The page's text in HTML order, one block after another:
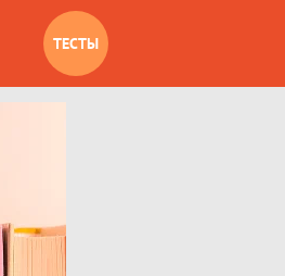
ТЕСТЫ